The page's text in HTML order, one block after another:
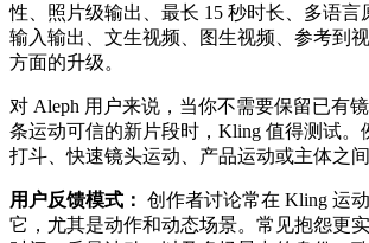
性、照片级输出、最长 15 秒时长、多语言
输入输出、文生视频、图生视频、参考到
方面的升级。
对 Aleph 用户来说，当你不需要保留已有
条运动可信的新片段时，Kling 值得测试。
打斗、快速镜头运动、产品运动或主体之间
用户反馈模式： 创作者讨论常在 Kling 运
它，尤其是动作和动态场景。常见抱怨更